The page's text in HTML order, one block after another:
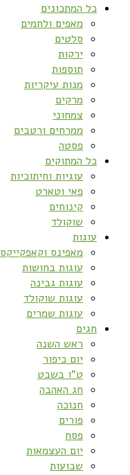
כל המתכונים
מאפים ולחמים
סלטים
ירקות
תוספות
מנות עיקריות
מרקים
צמחוני
ממרחים ורטבים
פסטה
כל המתוקים
עוגיות וחיתוכיות
פאי וטארט
קינוחים
שוקולד
עוגות
מאפינס וקאפקייקס
עוגות בחושות
עוגות גבינה
עוגות שוקולד
עוגות שמרים
חגים
ראש השנה
יום כיפור
ט”ו בשבט
חג האהבה
חנוכה
פורים
פסח
יום העצמאות
שבועות